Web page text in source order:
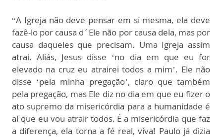
“A Igreja não deve pensar em si mesma, ela deve
fazê-lo por causa d´Ele não por causa dela, mas por
causa daqueles que precisam. Uma Igreja assim
atrai. Aliás, Jesus disse ‘no dia em que eu for
elevado na cruz eu atrairei todos a mim’. Ele não
disse ‘pela minha pregação’, claro que também
pela pregação, mas Ele diz no dia em que eu fizer o
ato supremo da misericórdia para a humanidade é
aí que eu vou atrair todos. É a misericórdia que faz
a diferença, ela torna a fé real, viva! Paulo já dizia